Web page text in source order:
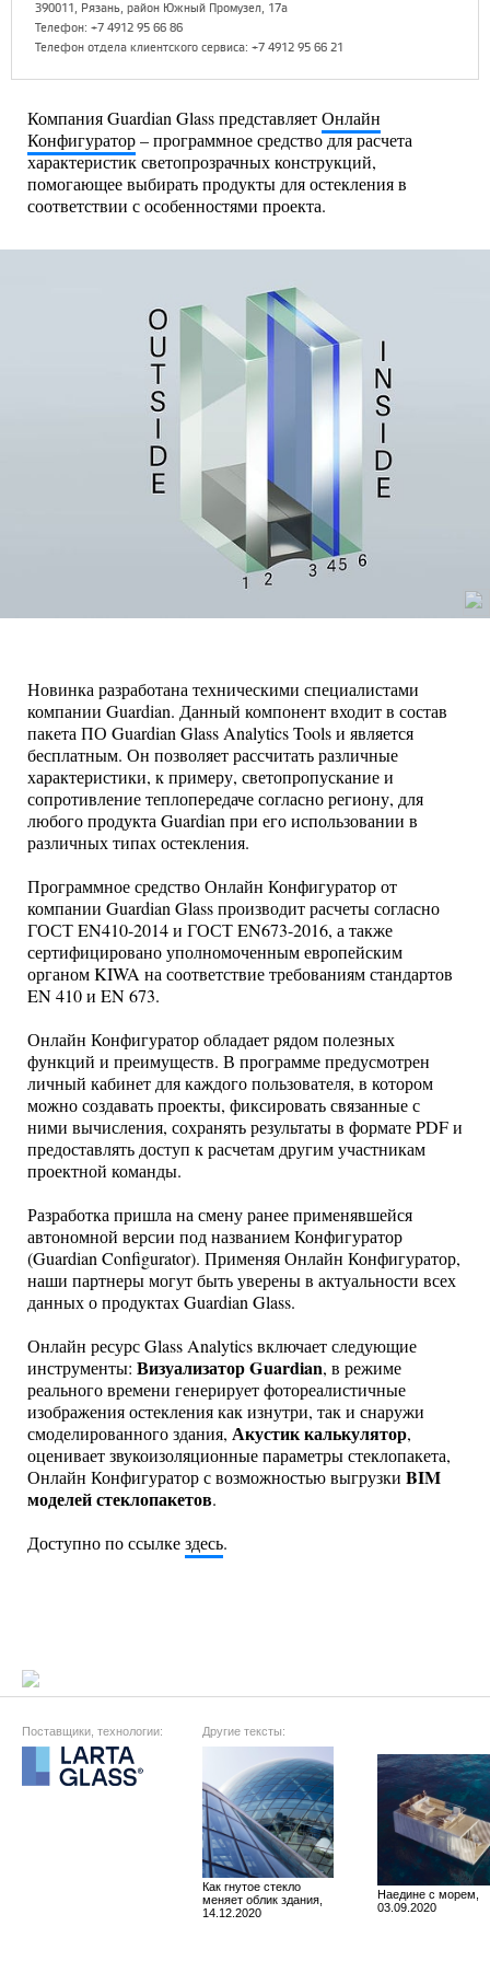
390011, Рязань, район Южный Промузел, 17а
Телефон: +7 4912 95 66 86
Телефон отдела клиентского сервиса: +7 4912 95 66 21
Компания Guardian Glass представляетОнлайн
Конфигуратор– программное средство для расчета
характеристик светопрозрачных конструкций,
помогающее выбирать продукты для остекления в
соответствии с особенностями проекта.
Новинка разработана техническими специалистами
компании Guardian. Данный компонент входит в состав
пакета ПО Guardian Glass Analytics Tools и является
бесплатным. Он позволяет рассчитать различные
характеристики, к примеру, светопропускание и
сопротивление теплопередаче согласно региону, для
любого продукта Guardian при его использовании в
различных типах остекления.
Программное средство Онлайн Конфигуратор от
компании Guardian Glass производит расчеты согласно
ГОСТ EN410-2014 и ГОСТ EN673-2016, а также
сертифицировано уполномоченным европейским
органом KIWA на соответствие требованиям стандартов
EN 410 и EN 673.
Онлайн Конфигуратор обладает рядом полезных
функций и преимуществ. В программе предусмотрен
личный кабинет для каждого пользователя, в котором
можно создавать проекты, фиксировать связанные с
ними вычисления, сохранять результаты в формате PDF и
предоставлять доступ к расчетам другим участникам
проектной команды.
Разработка пришла на смену ранее применявшейся
автономной версии под названием Конфигуратор
(Guardian Configurator). Применяя Онлайн Конфигуратор,
наши партнеры могут быть уверены в актуальности всех
данных о продуктах Guardian Glass.
Онлайн ресурс Glass Analytics включает следующие
инструменты: Визуализатор Guardian, в режиме
реального времени генерирует фотореалистичные
изображения остекления как изнутри, так и снаружи
смоделированного здания, Акустик калькулятор,
оценивает звукоизоляционные параметры стеклопакета,
Онлайн Конфигуратор с возможностью выгрузки BIM
моделей стеклопакетов.
Доступно по ссылкездесь.
Поставщики, технологии: Другие тексты:
Как гнутое стекло
меняет облик здания,
14.12.2020
Наедине с морем,
03.09.2020